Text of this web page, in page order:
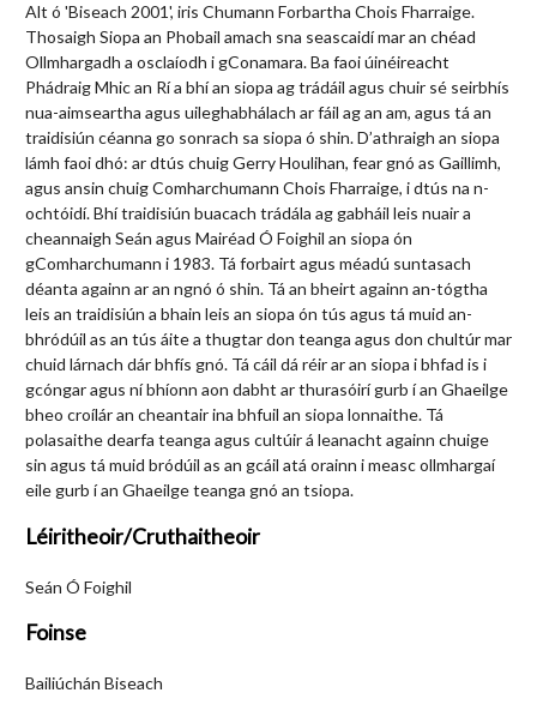
Alt ó 'Biseach 2001', iris Chumann Forbartha Chois Fharraige.
Thosaigh Siopa an Phobail amach sna seascaidí mar an chéad
Ollmhargadh a osclaíodh i gConamara. Ba faoi úinéireacht
Phádraig Mhic an Rí a bhí an siopa ag trádáil agus chuir sé seirbhís
nua-aimseartha agus uileghabhálach ar fáil ag an am, agus tá an
traidisiún céanna go sonrach sa siopa ó shin. D’athraigh an siopa
lámh faoi dhó: ar dtús chuig Gerry Houlihan, fear gnó as Gaillimh,
agus ansin chuig Comharchumann Chois Fharraige, i dtús na n-
ochtóidí. Bhí traidisiún buacach trádála ag gabháil leis nuair a
cheannaigh Seán agus Mairéad Ó Foighil an siopa ón
gComharchumann i 1983. Tá forbairt agus méadú suntasach
déanta againn ar an ngnó ó shin. Tá an bheirt againn an-tógtha
leis an traidisiún a bhain leis an siopa ón tús agus tá muid an-
bhródúil as an tús áite a thugtar don teanga agus don chultúr mar
chuid lárnach dár bhfís gnó. Tá cáil dá réir ar an siopa i bhfad is i
gcóngar agus ní bhíonn aon dabht ar thurasóirí gurb í an Ghaeilge
bheo croílár an cheantair ina bhfuil an siopa lonnaithe. Tá
polasaithe dearfa teanga agus cultúir á leanacht againn chuige
sin agus tá muid bródúil as an gcáil atá orainn i measc ollmhargaí
eile gurb í an Ghaeilge teanga gnó an tsiopa.
Léiritheoir/Cruthaitheoir
Seán Ó Foighil
Foinse
Bailiúchán Biseach